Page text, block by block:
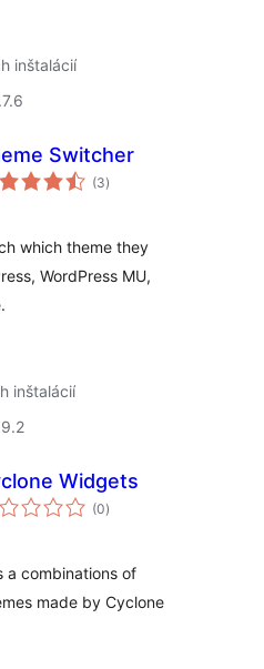
inštalácií
Switcher
(3celkové
hodnotenie
)
which theme they
WordPress MU,
inštalácií
Widgets
(0celkové
hodnotenie
)
a combinations of
made by Cyclone